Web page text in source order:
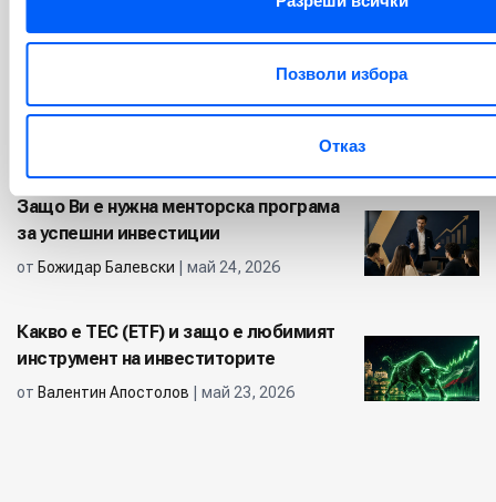
Позволи избора
Отказ
БВП на България: Макроикономически
преглед и прогнози за 2026
Защо Ви е нужна менторска програма
за успешни инвестиции
от Божидар Балевски | май 24, 2026
Какво е ТЕС (ETF) и защо е любимият
инструмент на инвеститорите
от Валентин Апостолов | май 23, 2026